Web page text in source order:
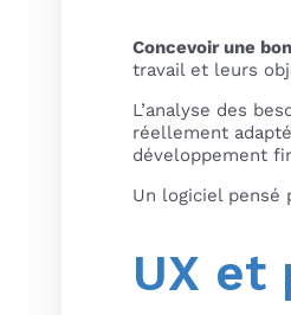
Concevoir une
travail et leurs
L’analyse des
réellement
développement
Un logiciel pensé
UX et